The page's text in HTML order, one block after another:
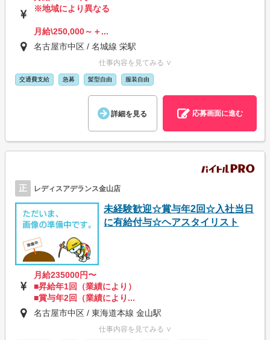
※地域により異なる
月給\250,000～＋...
名古屋市中区 / 名城線 栄駅
仕事内容を見てみる ∨
交通費支給 急募 髪型自由 服装自由
詳細を見る 応募画面に進む
正 レディスアデランス金山店
未経験歓迎☆賞与年2回☆入社当日
に有給付与☆ヘアスタイリスト
月給235000円〜
■昇給年1回（業績により）
■賞与年2回（業績により...
名古屋市中区 / 東海道本線 金山駅
仕事内容を見てみる ∨